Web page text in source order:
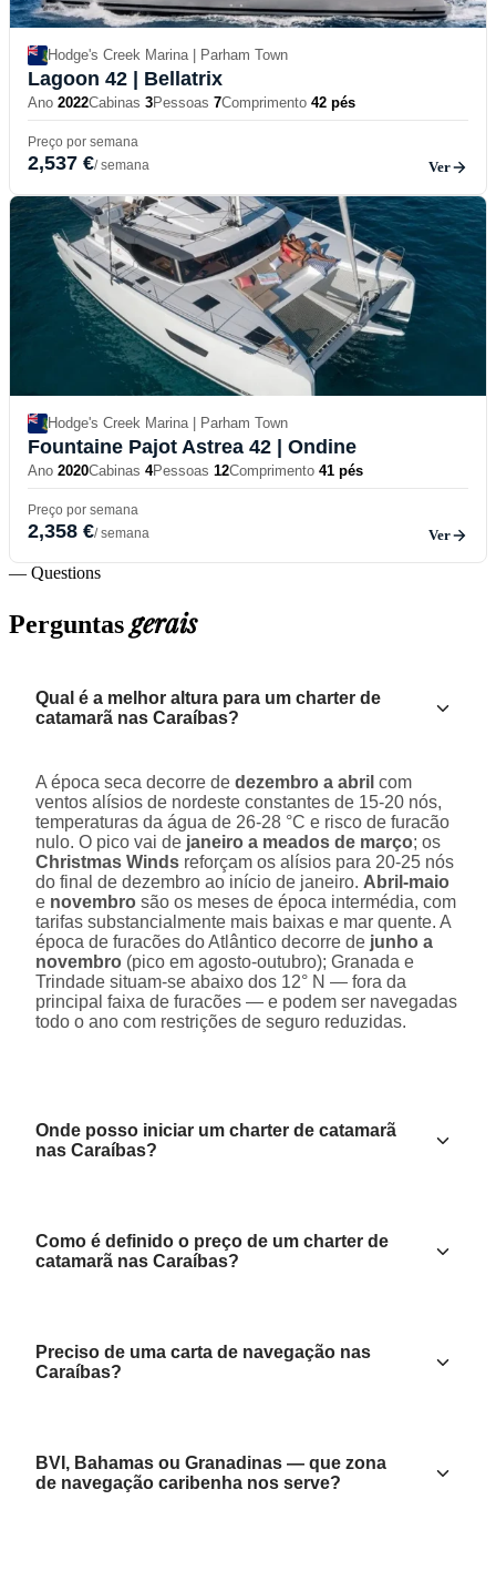
Hodge's Creek Marina | Parham Town
Lagoon 42 | Bellatrix
Ano 2022Cabinas 3Pessoas 7Comprimento 42 pés
Preço por semana
2,537 €/ semana Ver
Hodge's Creek Marina | Parham Town
Fountaine Pajot Astrea 42 | Ondine
Ano 2020Cabinas 4Pessoas 12Comprimento 41 pés
Preço por semana
2,358 €/ semana Ver
— Questions
Perguntasgerais
Qual é a melhor altura para um charter de
catamarã nas Caraíbas?
A época seca decorre de dezembro a abril com
ventos alísios de nordeste constantes de 15-20 nós,
temperaturas da água de 26-28 °C e risco de furacão
nulo. O pico vai de janeiro a meados de março; os
Christmas Winds reforçam os alísios para 20-25 nós
do final de dezembro ao início de janeiro. Abril-maio
e novembro são os meses de época intermédia, com
tarifas substancialmente mais baixas e mar quente. A
época de furacões do Atlântico decorre de junho a
novembro (pico em agosto-outubro); Granada e
Trindade situam-se abaixo dos 12° N — fora da
principal faixa de furacões — e podem ser navegadas
todo o ano com restrições de seguro reduzidas.
Onde posso iniciar um charter de catamarã
nas Caraíbas?
Como é definido o preço de um charter de
catamarã nas Caraíbas?
Preciso de uma carta de navegação nas
Caraíbas?
BVI, Bahamas ou Granadinas — que zona
de navegação caribenha nos serve?